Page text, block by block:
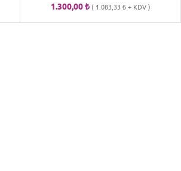
1.300,00₺ ( 1.083,33₺+ KDV )